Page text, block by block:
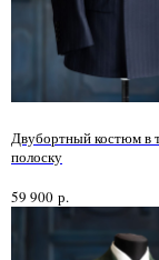
Двубортный костюм в
полоску
59 900 р.
Нужен